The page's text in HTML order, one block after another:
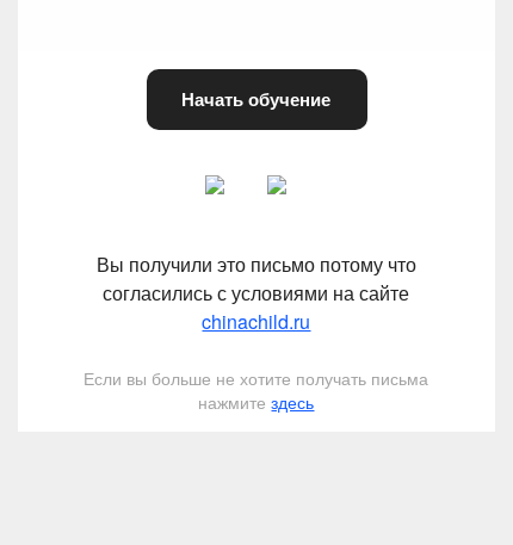
Начать обучение
Вы получили это письмо потому что
согласились с условиями на сайте
chinachild.ru
Если вы больше не хотите получать письма
нажмитездесь